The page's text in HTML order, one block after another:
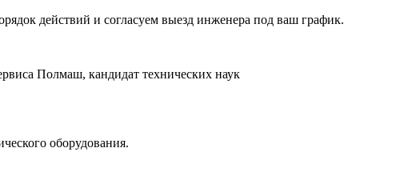
действий и согласуем выезд инженера под ваш график.
Полмаш, кандидат технических наук
оборудования.